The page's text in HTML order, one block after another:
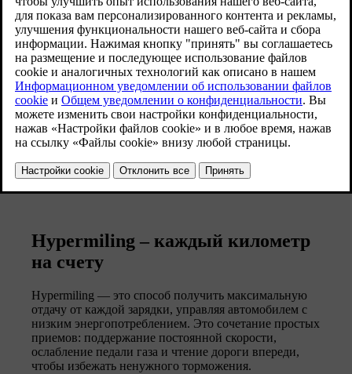
Различные виды вождения
Тип батареи и текущий уровень заряда
батареи
Характеристики модели автомобиля
Что вы перевозите (или буксируете)
Состояние шин
Hypermiling – каждый километр
на счету
Hypermiling — это способ получить максимальную
отдачу от каждой зарядки, управляя автомобилем с
низким энергопотреблением. Это сочетание простых
приемов: поддержание постоянной скорости,
ослабление педали газа и чтение дороги впереди,
чтобы избежать ненужного торможения.